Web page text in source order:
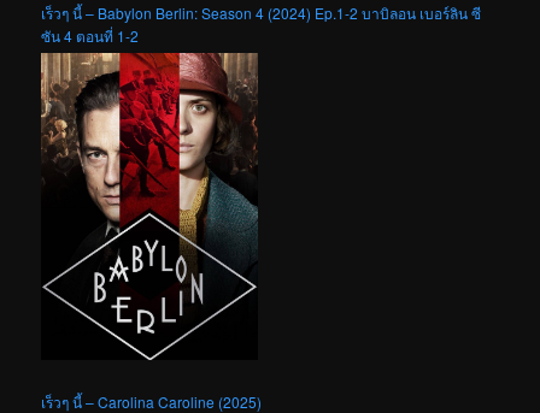
เร็วๆ นี้ – Babylon Berlin: Season 4 (2024) Ep.1-2 บาบิลอน เบอร์ลิน ซี
ซัน 4 ตอนที่ 1-2
เร็วๆ นี้ – Carolina Caroline (2025)